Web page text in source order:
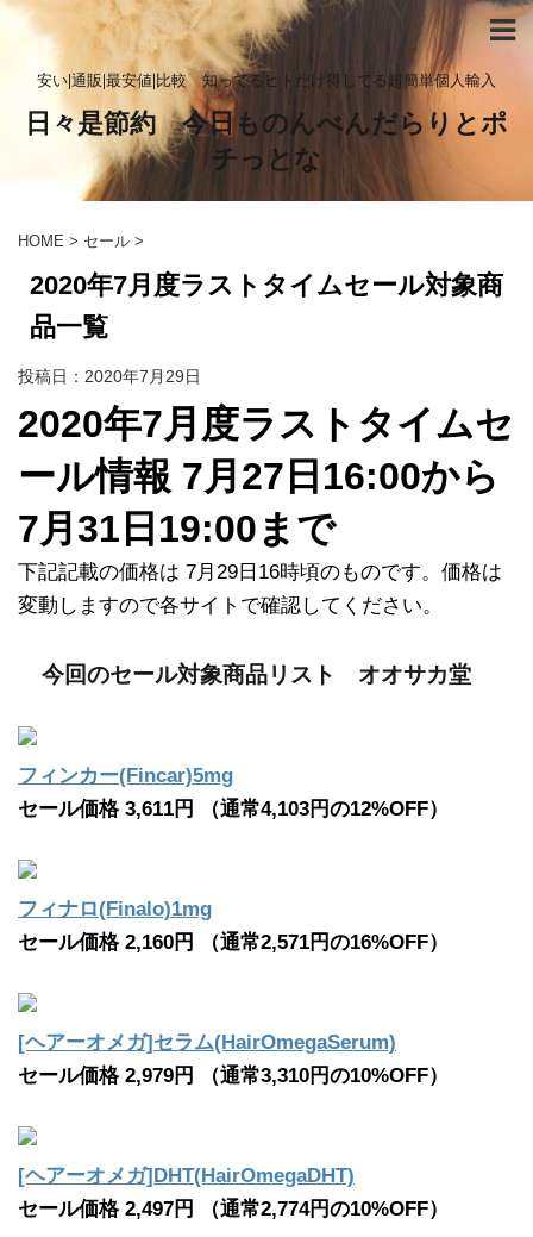
安い|通販|最安値|比較 知ってるヒトだけ得してる超簡単個人輸入
日々是節約 今日ものんべんだらりとポ
チっとな
HOME > セール >
2020年7月度ラストタイムセール対象商
品一覧
投稿日： 2020年7月29日
2020年7月度ラストタイムセ
ール情報 7月27日16:00から
7月31日19:00まで
下記記載の価格は 7月29日16時頃のものです。価格は
変動しますので各サイトで確認してください。
今回のセール対象商品リスト オオサカ堂
フィンカー(Fincar)5mg
セール価格 3,611円 （通常4,103円の12%OFF）
フィナロ(Finalo)1mg
セール価格 2,160円 （通常2,571円の16%OFF）
[ヘアーオメガ]セラム(HairOmegaSerum)
セール価格 2,979円 （通常3,310円の10%OFF）
[ヘアーオメガ]DHT(HairOmegaDHT)
セール価格 2,497円 （通常2,774円の10%OFF）